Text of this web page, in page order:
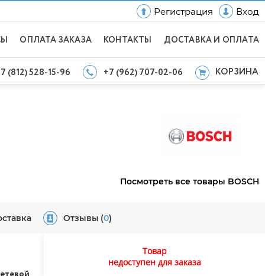
Регистрация Вход
ОПЛАТА ЗАКАЗА КОНТАКТЫ ДОСТАВКА И ОПЛАТА
(812) 528-15-96 +7 (962) 707-02-06 КОРЗИНА
Посмотреть все товары BOSCH
Отзывы (0)
Товар
недоступен для заказа